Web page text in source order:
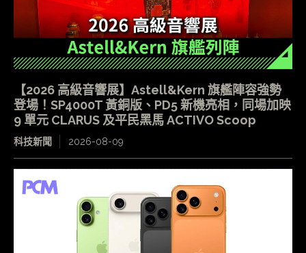
【2026 高級音響展】Astell&Kern 旗艦陣容強勢
登場！SP4000T 黃銅版、PD5 新機亮相，同場加映
9 單元 CLARUS 及平民黑馬 ACTIVO Scoop
科技新聞 2026-08-09